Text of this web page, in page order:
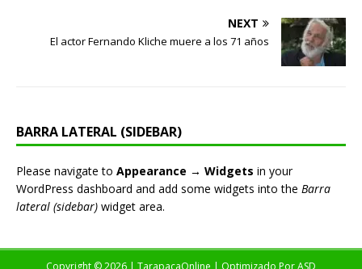
NEXT
El actor Fernando Kliche muere a los 71 años
BARRA LATERAL (SIDEBAR)
Please navigate to Appearance → Widgets in your
WordPress dashboard and add some widgets into the Barra
lateral (sidebar) widget area.
Copyright © 2026 | TarapacaOnline | Optimizado PorASD